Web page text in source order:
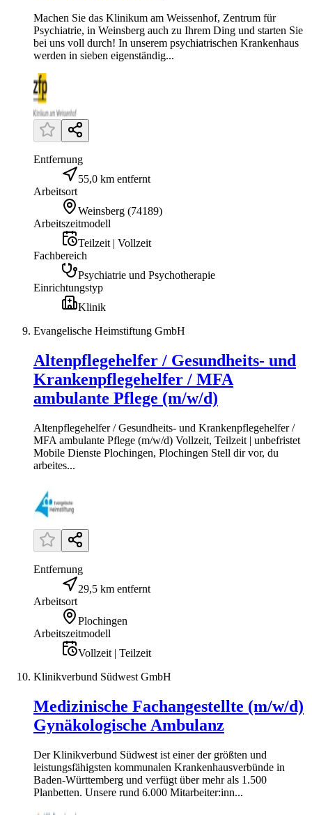
Machen Sie das Klinikum am Weissenhof, Zentrum für
Psychiatrie, in Weinsberg auch zu Ihrem Ding und starten Sie
bei uns voll durch! In unserem psychiatrischen Krankenhaus
werden in sieben eigenständig...
Entfernung
55,0 km entfernt
Arbeitsort
Weinsberg (74189)
Arbeitszeitmodell
Teilzeit | Vollzeit
Fachbereich
Psychiatrie und Psychotherapie
Einrichtungstyp
Klinik
Evangelische Heimstiftung GmbH
Altenpflegehelfer / Gesundheits- und
Krankenpflegehelfer / MFA
ambulante Pflege (m/w/d)
Altenpflegehelfer / Gesundheits- und Krankenpflegehelfer /
MFA ambulante Pflege (m/w/d) Vollzeit, Teilzeit | unbefristet
Mobile Dienste Plochingen, Plochingen Stell dir vor, du
arbeites...
Entfernung
29,5 km entfernt
Arbeitsort
Plochingen
Arbeitszeitmodell
Vollzeit | Teilzeit
Klinikverbund Südwest GmbH
Medizinische Fachangestellte (m/w/d)
Gynäkologische Ambulanz
Der Klinikverbund Südwest ist einer der größten und
leistungsfähigsten kommunalen Krankenhausverbünde in
Baden-Württemberg und verfügt über mehr als 1.500
Planbetten. Unsere rund 6.000 Mitarbeiter:inn...